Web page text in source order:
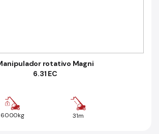
rotativo Magni
6.31 EC
6000kg 31m